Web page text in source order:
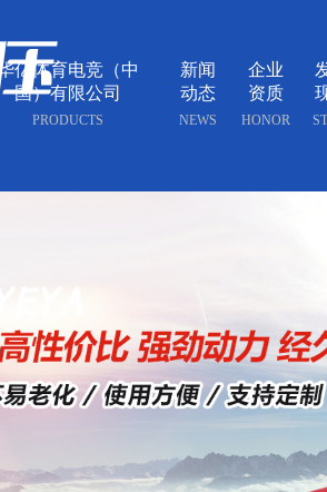
华亿体育电竞（中
国）有限公司
PRODUCTS
新闻
动态
NEWS
企业
资质
HONOR